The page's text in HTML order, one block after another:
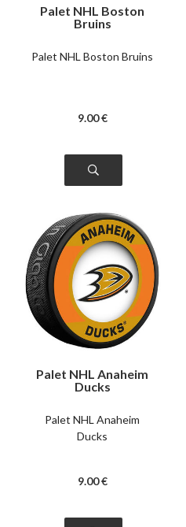
Palet NHL Boston
Bruins
Palet NHL Boston Bruins
9.00 €
Palet NHL Anaheim
Ducks
Palet NHL Anaheim
Ducks
9.00 €